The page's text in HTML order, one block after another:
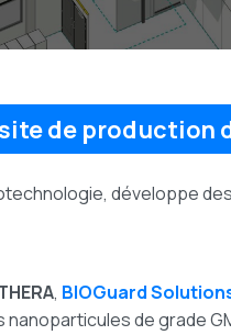
de production
développe
, BIOGuard
de grade